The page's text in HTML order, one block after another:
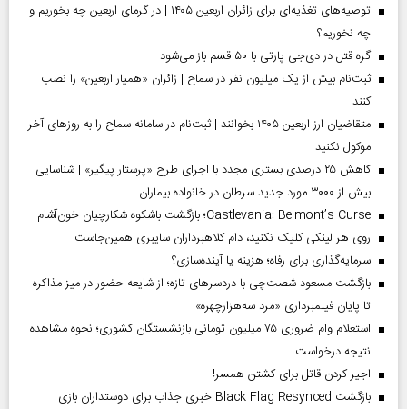
توصیه‌های تغذیه‌ای برای زائران اربعین ۱۴۰۵ | در گرمای اربعین چه بخوریم و
چه نخوریم؟
گره قتل در دی‌جی پارتی با ۵۰ قسم باز می‌شود
ثبت‌نام بیش از یک میلیون نفر در سماح | زائران «همیار اربعین» را نصب
کنند
متقاضیان ارز اربعین ۱۴۰۵ بخوانند | ثبت‌نام در سامانه سماح را به روز‌های آخر
موکول نکنید
کاهش ۲۵ درصدی بستری مجدد با اجرای طرح «پرستار پیگیر» | شناسایی
بیش از ۳۰۰۰ مورد جدید سرطان در خانواده بیماران
Castlevania: Belmont’s Curse؛ بازگشت باشکوه شکارچیان خون‌آشام
روی هر لینکی کلیک نکنید، دام کلاهبرداران سایبری همین‌جاست
سرمایه‌گذاری برای رفاه؛ هزینه یا آینده‌سازی؟
بازگشت مسعود شصت‌چی با دردسر‌های تازه؛ از شایعه حضور در میز مذاکره
تا پایان فیلمبرداری «مرد سه‌هزارچهره»
استعلام وام ضروری ۷۵ میلیون تومانی بازنشستگان کشوری؛ نحوه مشاهده
نتیجه درخواست
اجیر کردن قاتل برای کشتن همسر!
بازگشت Black Flag Resynced خبری جذاب برای دوستداران بازی